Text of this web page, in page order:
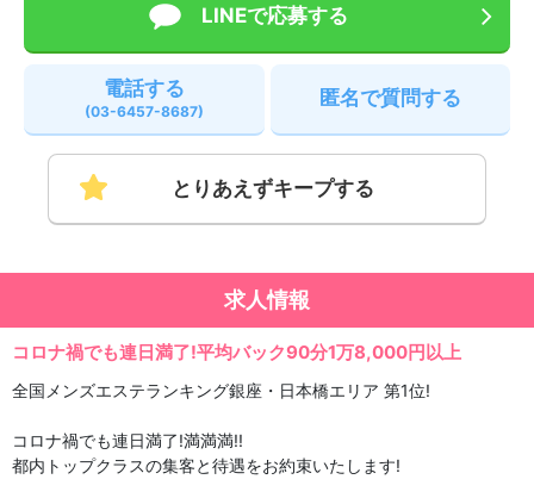
LINEで応募する
電話する
(03-6457-8687)
匿名で質問する
とりあえずキープする
求人情報
コロナ禍でも連日満了!平均バック90分1万8,000円以上
全国メンズエステランキング銀座・日本橋エリア 第1位!
コロナ禍でも連日満了!満満満!!
都内トップクラスの集客と待遇をお約束いたします!